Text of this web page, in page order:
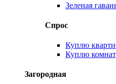
Зеленая
Спрос
Куплю
Куплю
Загородная